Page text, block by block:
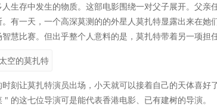
生存中发生的物质。这部电影围绕一对父子展开。父亲
有一天，一个高深莫测的的外星人莫扎特显露出来在她
慧比赛。但出乎整个人意料的是，莫扎特带着另一项担
刻让莫扎特演员出场，小天就可以接着自己的天体喜好了
" 的这七位导演可是能代表香港电影、已有建树的导演。